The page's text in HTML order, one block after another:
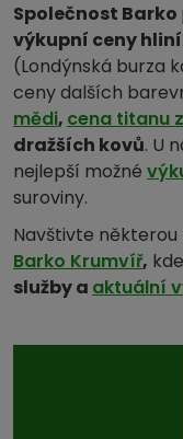
Společnost Barko
výkupní ceny
(Londýnská burza
ceny dalších
mědi, cena titanu
dražších kovů. U
nejlepší možné
suroviny.
Navštivte
Barko Krumvíř,
služby a aktuální